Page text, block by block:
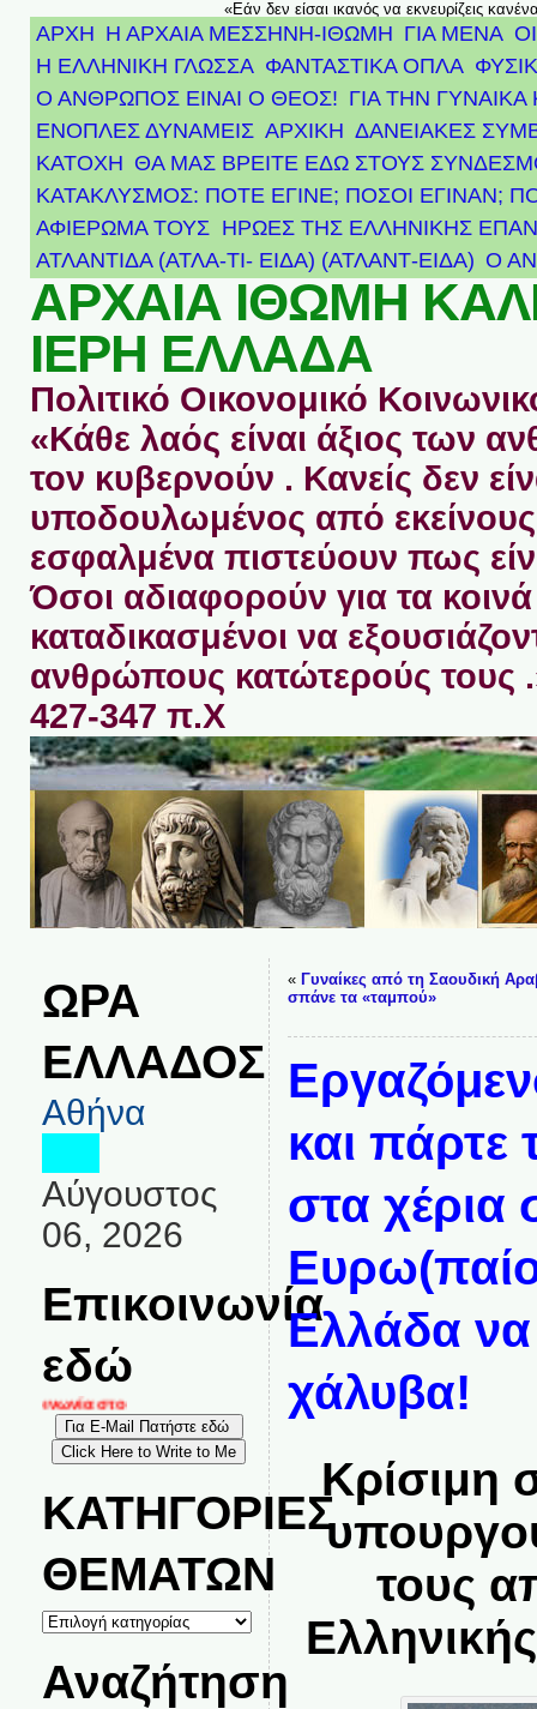
«Εάν δεν είσαι ικανός να εκνευρίζεις
ΑΡΧΗ Η ΑΡΧΑΙΑ ΜΕΣΣΗΝΗ-ΙΘΩΜΗ ΓΙΑ ΜΕΝΑ
Η ΕΛΛΗΝΙΚΗ ΓΛΩΣΣΑ ΦΑΝΤΑΣΤΙΚΑ ΟΠΛΑ
Ο ΑΝΘΡΩΠΟΣ ΕΙΝΑΙ Ο ΘΕΟΣ! ΓΙΑ ΤΗΝ ΓΥΝΑΙΚΑ
ΕΝΟΠΛΕΣ ΔΥΝΑΜΕΙΣ ΑΡΧΙΚΉ ΔΑΝΕΙΑΚΕΣ
ΚΑΤΟΧΗ ΘΑ ΜΑΣ ΒΡΕΙΤΕ ΕΔΩ ΣΤΟΥΣ
ΚΑΤΑΚΛΥΣΜΟΣ: ΠΟΤΕ ΕΓΙΝΕ; ΠΟΣΟΙ ΕΓΙΝΑΝ;
ΑΦΙΈΡΩΜΑ ΤΟΥΣ ΉΡΩΕΣ ΤΗΣ ΕΛΛΗΝΙΚΉΣ
ΑΤΛΑΝΤΊΔΑ (ΑΤΛΑ-ΤΙ- ΕΙΔΑ) (ΑΤΛΑΝΤ-ΕΙΔΑ) Ο
ΑΡΧΑΙΑ ΙΘΩΜΗ
ΙΕΡΗ ΕΛΛΑΔΑ
Πολιτικό Οικονομικό
«Κάθε λαός είναι άξιος των
τον κυβερνούν . Κανείς δεν
υποδουλωμένος από
εσφαλμένα πιστεύουν πως
Όσοι αδιαφορούν για τα κοινά
καταδικασμένοι να
ανθρώπους κατώτερούς τους
427-347 π.Χ
ΩΡΑ
ΕΛΛΑΔΟΣ
Αθήνα
Αύγουστος
06, 2026
Επικοινωνία
εδώ
στο
ΚΑΤΗΓΟΡΙΕΣ
ΘΕΜΑΤΩΝ
ΚΑΤΗΓΟΡΙΕΣ
ΘΕΜΑΤΩΝ
Αναζήτηση
« Γυναίκες από τη Σαουδική
σπάνε τα «ταμπού»
και πάρτε
στα χέρια
Ελλάδα
χάλυβα!
Κρίσιμη
τους